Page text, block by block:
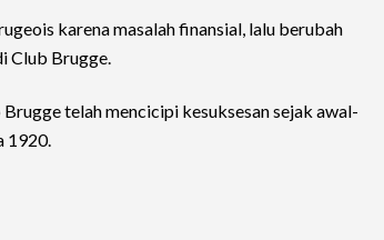
karena masalah finansial, lalu berubah
Club Brugge.
telah mencicipi kesuksesan sejak awal-
1920.